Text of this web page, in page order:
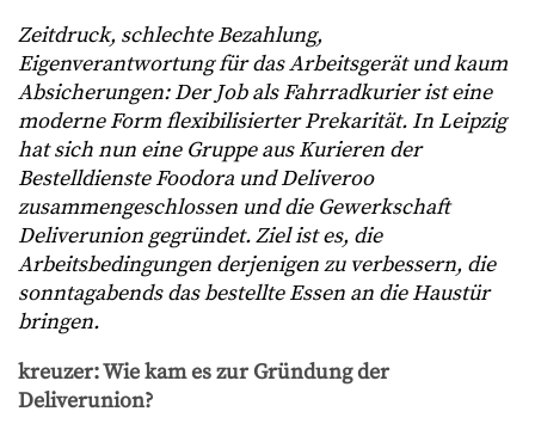
Zeitdruck, schlechte Bezahlung,
Eigenverantwortung für das Arbeitsgerät und kaum
Absicherungen: Der Job als Fahrradkurier ist eine
moderne Form flexibilisierter Prekarität. In Leipzig
hat sich nun eine Gruppe aus Kurieren der
Bestelldienste Foodora und Deliveroo
zusammengeschlossen und die Gewerkschaft
Deliverunion gegründet. Ziel ist es, die
Arbeitsbedingungen derjenigen zu verbessern, die
sonntagabends das bestellte Essen an die Haustür
bringen.
kreuzer: Wie kam es zur Gründung der
Deliverunion?